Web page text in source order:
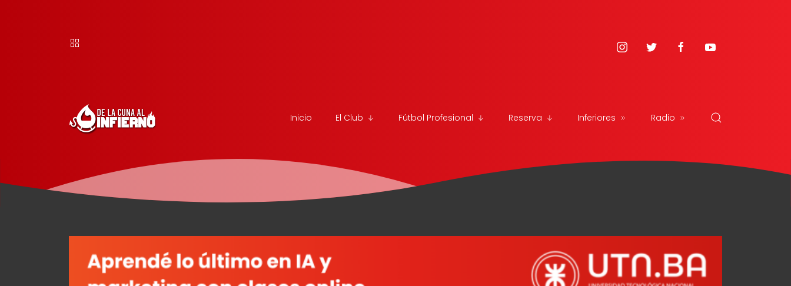
Inicio El Club Fútbol Profesional Reserva Inferiores Radio